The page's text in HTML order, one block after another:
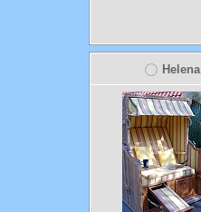
Helena